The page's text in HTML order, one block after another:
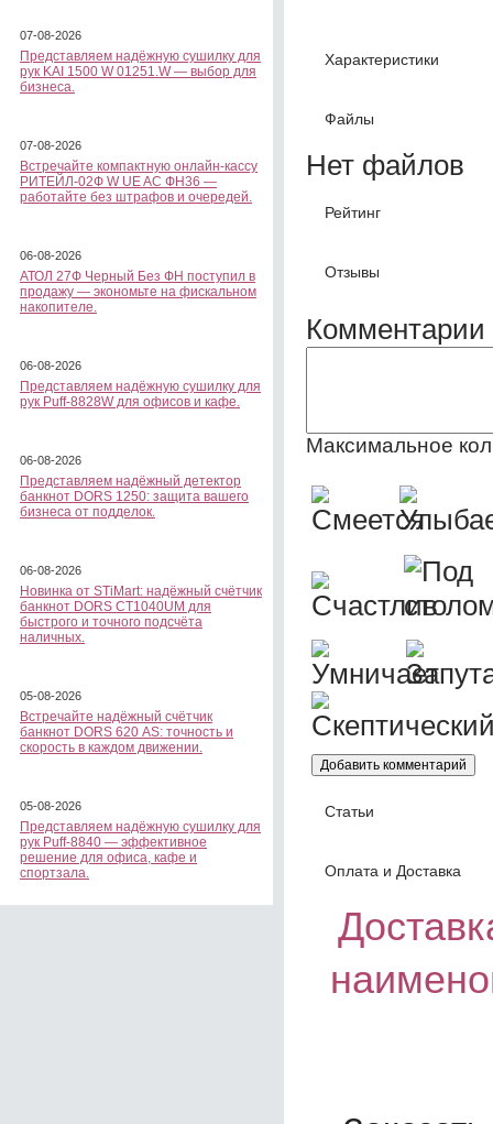
07-08-2026
Представляем надёжную сушилку для
рук KAI 1500 W 01251.W — выбор для
бизнеса.
07-08-2026
Встречайте компактную онлайн-кассу
РИТЕЙЛ-02Ф W UE AC ФН36 —
работайте без штрафов и очередей.
06-08-2026
АТОЛ 27Ф Черный Без ФН поступил в
продажу — экономьте на фискальном
накопителе.
06-08-2026
Представляем надёжную сушилку для
рук Puff-8828W для офисов и кафе.
06-08-2026
Представляем надёжный детектор
банкнот DORS 1250: защита вашего
бизнеса от подделок.
06-08-2026
Новинка от STiMart: надёжный счётчик
банкнот DORS CT1040UM для
быстрого и точного подсчёта
наличных.
05-08-2026
Встречайте надёжный счётчик
банкнот DORS 620 АS: точность и
скорость в каждом движении.
05-08-2026
Представляем надёжную сушилку для
рук Puff-8840 — эффективное
решение для офиса, кафе и
спортзала.
Характеристики
Файлы
Нет файлов
Рейтинг
Отзывы
Комментарии
Максимальное
Статьи
Оплата и Доставка